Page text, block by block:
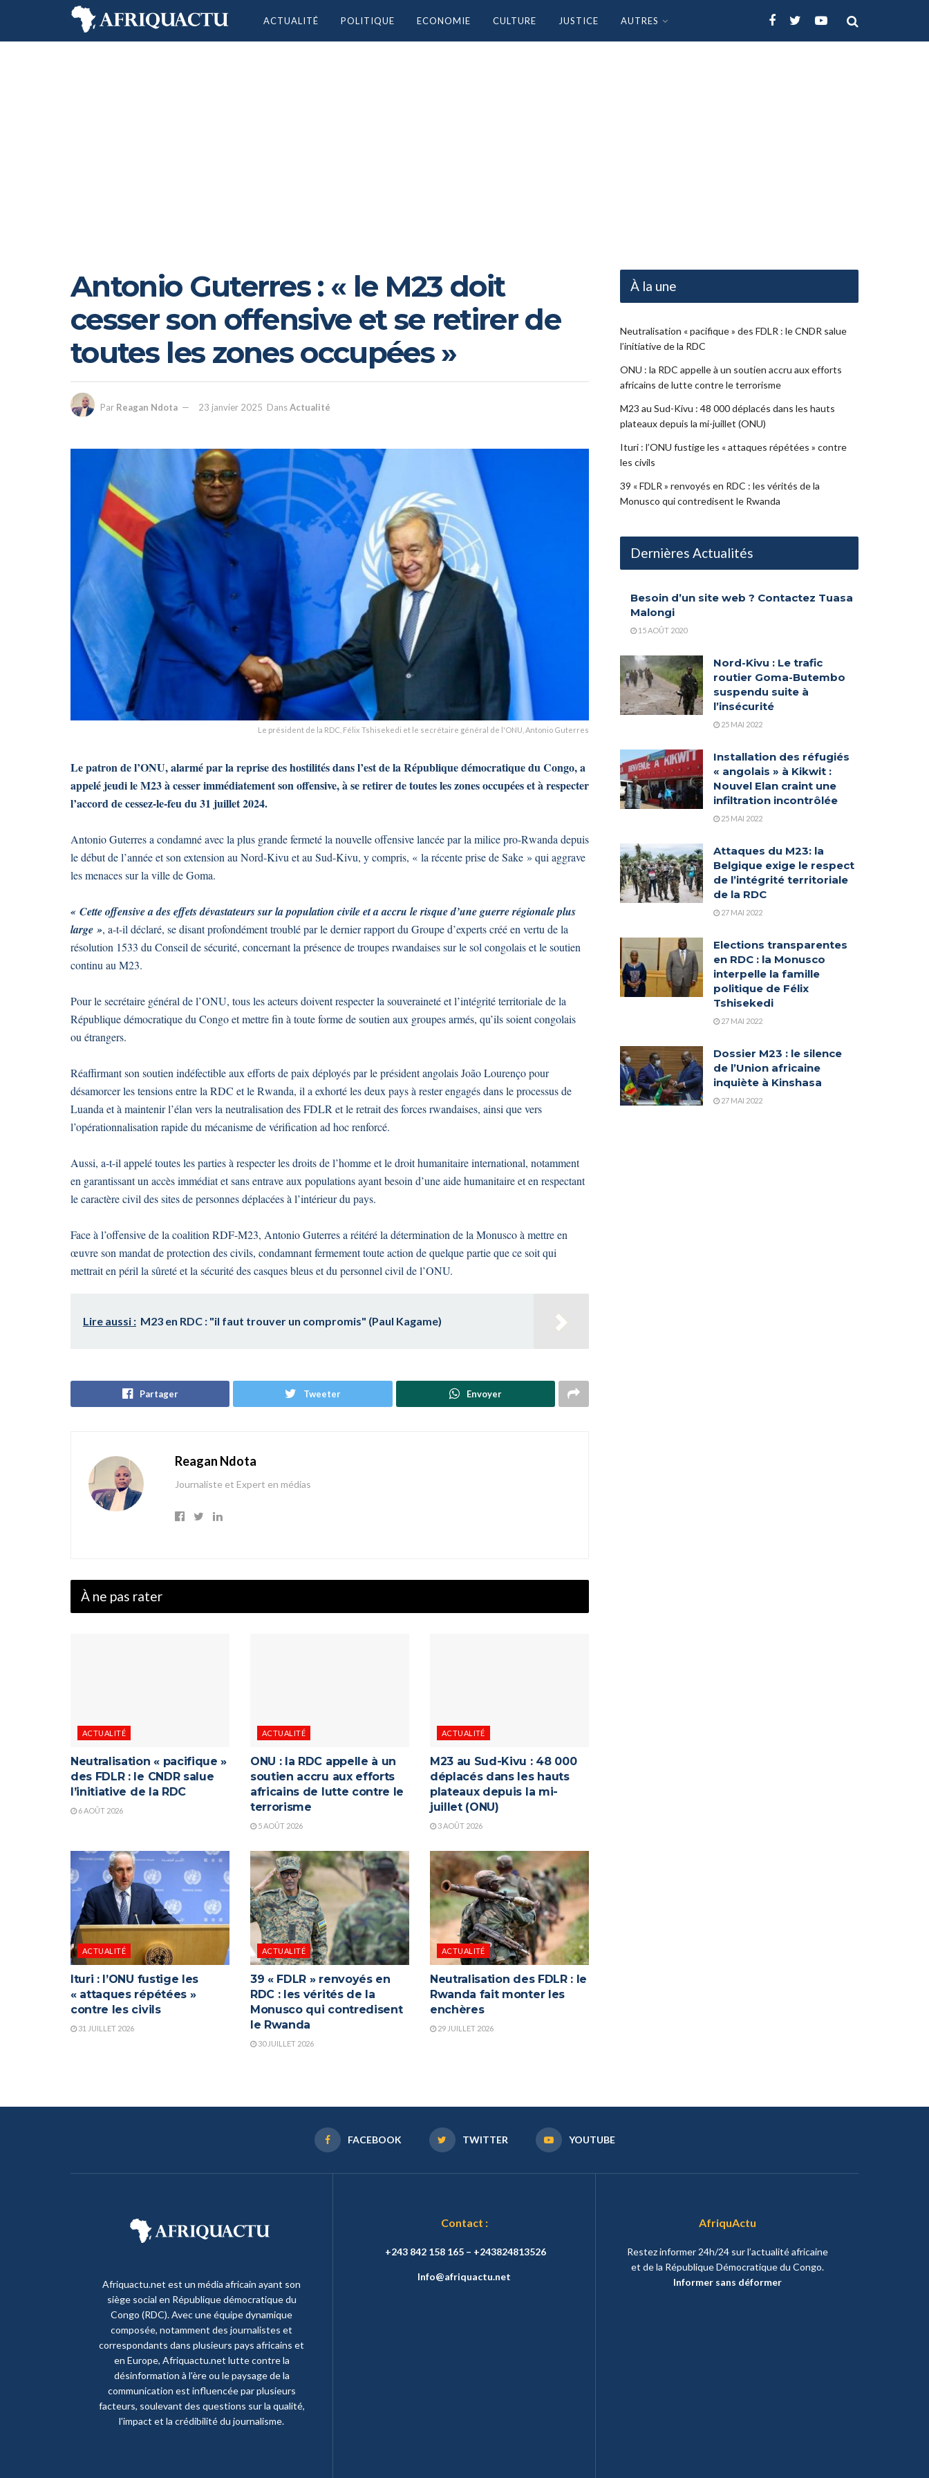
ACTUALITÉ POLITIQUE ECONOMIE CULTURE JUSTICE AUTRES
Antonio Guterres : « le M23 doit
cesser son offensive et se retirer de
toutes les zones occupées »
Par Reagan Ndota 23 janvier 2025 DansActualité
Le président de la RDC, Félix Tshisekedi et le secrétaire général de l'ONU, Antonio Guterres
Le patron de l’ONU, alarmé par la reprise des hostilités dans l’est de la République démocratique du Congo, a
appelé jeudi le M23 à cesser immédiatement son offensive, à se retirer de toutes les zones occupées et à respecter
l’accord de cessez-le-feu du 31 juillet 2024.
Antonio Guterres a condamné avec la plus grande fermeté la nouvelle offensive lancée par la milice pro-Rwanda depuis
le début de l’année et son extension au Nord-Kivu et au Sud-Kivu, y compris, « la récente prise de Sake » qui aggrave
les menaces sur la ville de Goma.
« Cette offensive a des effets dévastateurs sur la population civile et a accru le risque d’une guerre régionale plus
large », a-t-il déclaré, se disant profondément troublé par le dernier rapport du Groupe d’experts créé en vertu de la
résolution 1533 du Conseil de sécurité, concernant la présence de troupes rwandaises sur le sol congolais et le soutien
continu au M23.
Pour le secrétaire général de l’ONU, tous les acteurs doivent respecter la souveraineté et l’intégrité territoriale de la
République démocratique du Congo et mettre fin à toute forme de soutien aux groupes armés, qu’ils soient congolais
ou étrangers.
Réaffirmant son soutien indéfectible aux efforts de paix déployés par le président angolais João Lourenço pour
désamorcer les tensions entre la RDC et le Rwanda, il a exhorté les deux pays à rester engagés dans le processus de
Luanda et à maintenir l’élan vers la neutralisation des FDLR et le retrait des forces rwandaises, ainsi que vers
l’opérationnalisation rapide du mécanisme de vérification ad hoc renforcé.
Aussi, a-t-il appelé toutes les parties à respecter les droits de l’homme et le droit humanitaire international, notamment
en garantissant un accès immédiat et sans entrave aux populations ayant besoin d’une aide humanitaire et en respectant
le caractère civil des sites de personnes déplacées à l’intérieur du pays.
Face à l’offensive de la coalition RDF-M23, Antonio Guterres a réitéré la détermination de la Monusco à mettre en
œuvre son mandat de protection des civils, condamnant fermement toute action de quelque partie que ce soit qui
mettrait en péril la sûreté et la sécurité des casques bleus et du personnel civil de l’ONU.
Lire aussi : M23 en RDC : "il faut trouver un compromis" (Paul Kagame)
Partager Tweeter Envoyer
Reagan Ndota
Journaliste et Expert en médias
À ne pas rater
ACTUALITÉ
Neutralisation « pacifique »
des FDLR : le CNDR salue
l’initiative de la RDC
6 AOÛT 2026
ACTUALITÉ
ONU : la RDC appelle à un
soutien accru aux efforts
africains de lutte contre le
terrorisme
5 AOÛT 2026
ACTUALITÉ
M23 au Sud-Kivu : 48 000
déplacés dans les hauts
plateaux depuis la mi-
juillet (ONU)
3 AOÛT 2026
ACTUALITÉ
Ituri : l’ONU fustige les
« attaques répétées »
contre les civils
31 JUILLET 2026
ACTUALITÉ
39 « FDLR » renvoyés en
RDC : les vérités de la
Monusco qui contredisent
le Rwanda
30 JUILLET 2026
ACTUALITÉ
Neutralisation des FDLR : le
Rwanda fait monter les
enchères
29 JUILLET 2026
À la une
Neutralisation « pacifique » des FDLR : le CNDR salue
l’initiative de la RDC
ONU : la RDC appelle à un soutien accru aux efforts
africains de lutte contre le terrorisme
M23 au Sud-Kivu : 48 000 déplacés dans les hauts
plateaux depuis la mi-juillet (ONU)
Ituri : l’ONU fustige les « attaques répétées » contre
les civils
39 « FDLR » renvoyés en RDC : les vérités de la
Monusco qui contredisent le Rwanda
Dernières Actualités
Besoin d’un site web ? Contactez Tuasa
Malongi
15 AOÛT 2020
Nord-Kivu : Le trafic
routier Goma-Butembo
suspendu suite à
l’insécurité
25 MAI 2022
Installation des réfugiés
« angolais » à Kikwit :
Nouvel Elan craint une
infiltration incontrôlée
25 MAI 2022
Attaques du M23: la
Belgique exige le respect
de l’intégrité territoriale
de la RDC
27 MAI 2022
Elections transparentes
en RDC : la Monusco
interpelle la famille
politique de Félix
Tshisekedi
27 MAI 2022
Dossier M23 : le silence
de l’Union africaine
inquiète à Kinshasa
27 MAI 2022
FACEBOOK TWITTER YOUTUBE
Afriquactu.net est un média africain ayant son
siège social en République démocratique du
Congo (RDC). Avec une équipe dynamique
composée, notamment des journalistes et
correspondants dans plusieurs pays africains et
en Europe, Afriquactu.net lutte contre la
désinformation à l'ère ou le paysage de la
communication est influencée par plusieurs
facteurs, soulevant des questions sur la qualité,
l'impact et la crédibilité du journalisme.
Contact :
+243 842 158 165 – +243824813526
Info@afriquactu.net
AfriquActu
Restez informer 24h/24 sur l’actualité africaine
et de la République Démocratique du Congo.
Informer sans déformer